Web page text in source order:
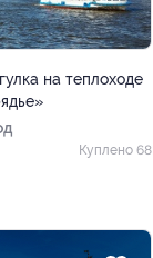
на теплоходе
Куплено 68